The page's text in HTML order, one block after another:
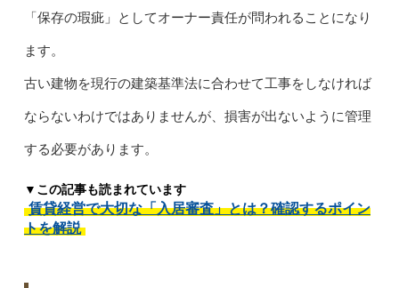
「保存の瑕疵」としてオーナー責任が問われることになり
ます。
古い建物を現行の建築基準法に合わせて工事をしなければ
ならないわけではありませんが、損害が出ないように管理
する必要があります。
▼この記事も読まれています
賃貸経営で大切な「入居審査」とは？確認するポイン
トを解説